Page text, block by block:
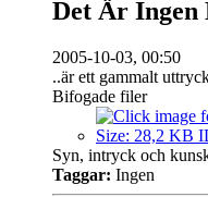
Det Är Ingen
2005-10-03, 00:50
..är ett gammalt
Bifogade filer
Syn, intryck och
Taggar: Ingen